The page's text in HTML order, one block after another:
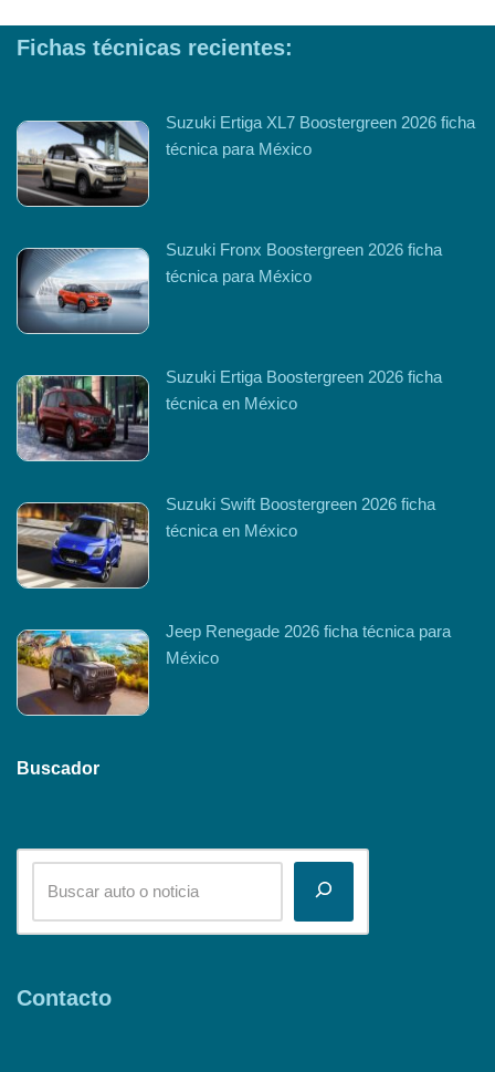
Fichas técnicas recientes:
Suzuki Ertiga XL7 Boostergreen 2026 ficha
técnica para México
Suzuki Fronx Boostergreen 2026 ficha
técnica para México
Suzuki Ertiga Boostergreen 2026 ficha
técnica en México
Suzuki Swift Boostergreen 2026 ficha
técnica en México
Jeep Renegade 2026 ficha técnica para
México
Buscador
Contacto